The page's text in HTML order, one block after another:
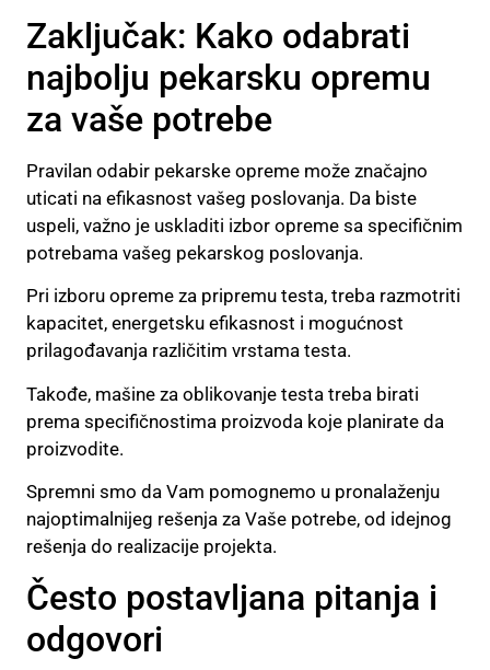
Zaključak: Kako odabrati
najbolju pekarsku opremu
za vaše potrebe
Pravilan odabir pekarske opreme može značajno
uticati na efikasnost vašeg poslovanja. Da biste
uspeli, važno je uskladiti izbor opreme sa specifičnim
potrebama vašeg pekarskog poslovanja.
Pri izboru opreme za pripremu testa, treba razmotriti
kapacitet, energetsku efikasnost i mogućnost
prilagođavanja različitim vrstama testa.
Takođe, mašine za oblikovanje testa treba birati
prema specifičnostima proizvoda koje planirate da
proizvodite.
Spremni smo da Vam pomognemo u pronalaženju
najoptimalnijeg rešenja za Vaše potrebe, od idejnog
rešenja do realizacije projekta.
Često postavljana pitanja i
odgovori